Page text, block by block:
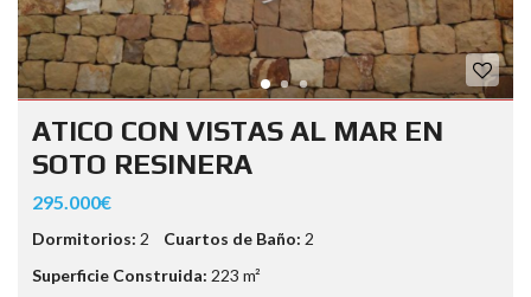
ATICO CON VISTAS AL MAR EN
SOTO RESINERA
295.000€
Dormitorios: 2 Cuartos de Baño: 2
Superficie Construida: 223 m²